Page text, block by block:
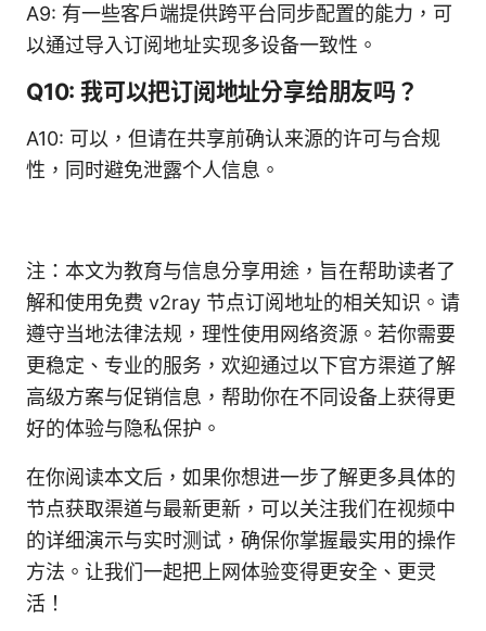
A9: 有一些客户端提供跨平台同步配置的能力，可
以通过导入订阅地址实现多设备一致性。
Q10: 我可以把订阅地址分享给朋友吗？
A10: 可以，但请在共享前确认来源的许可与合规
性，同时避免泄露个人信息。
注：本文为教育与信息分享用途，旨在帮助读者了
解和使用免费 v2ray 节点订阅地址的相关知识。请
遵守当地法律法规，理性使用网络资源。若你需要
更稳定、专业的服务，欢迎通过以下官方渠道了解
高级方案与促销信息，帮助你在不同设备上获得更
好的体验与隐私保护。
在你阅读本文后，如果你想进一步了解更多具体的
节点获取渠道与最新更新，可以关注我们在视频中
的详细演示与实时测试，确保你掌握最实用的操作
方法。让我们一起把上网体验变得更安全、更灵
活！